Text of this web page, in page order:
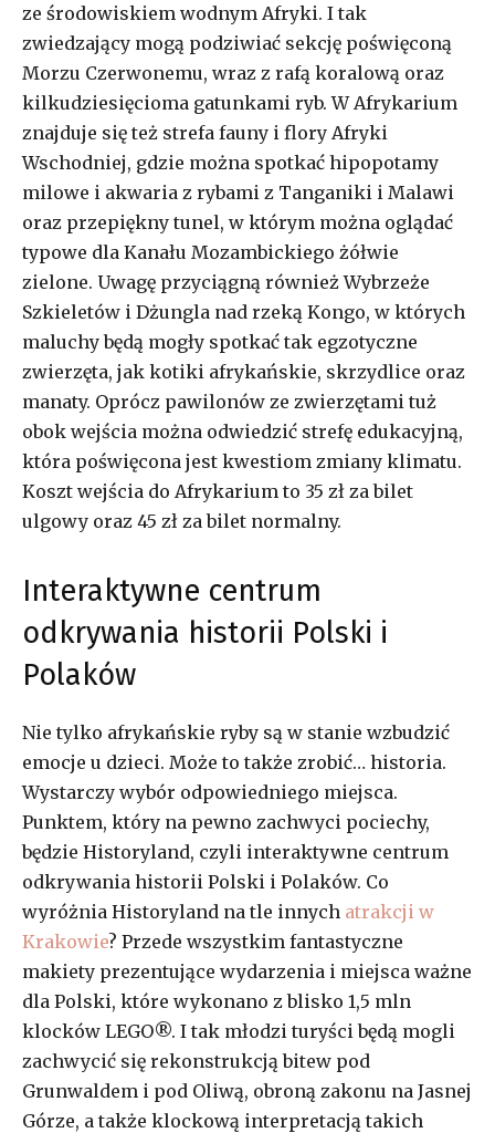
ze środowiskiem wodnym Afryki. I tak
zwiedzający mogą podziwiać sekcję poświęconą
Morzu Czerwonemu, wraz z rafą koralową oraz
kilkudziesięcioma gatunkami ryb. W Afrykarium
znajduje się też strefa fauny i flory Afryki
Wschodniej, gdzie można spotkać hipopotamy
milowe i akwaria z rybami z Tanganiki i Malawi
oraz przepiękny tunel, w którym można oglądać
typowe dla Kanału Mozambickiego żółwie
zielone. Uwagę przyciągną również Wybrzeże
Szkieletów i Dżungla nad rzeką Kongo, w których
maluchy będą mogły spotkać tak egzotyczne
zwierzęta, jak kotiki afrykańskie, skrzydlice oraz
manaty. Oprócz pawilonów ze zwierzętami tuż
obok wejścia można odwiedzić strefę edukacyjną,
która poświęcona jest kwestiom zmiany klimatu.
Koszt wejścia do Afrykarium to 35 zł za bilet
ulgowy oraz 45 zł za bilet normalny.
Interaktywne centrum
odkrywania historii Polski i
Polaków
Nie tylko afrykańskie ryby są w stanie wzbudzić
emocje u dzieci. Może to także zrobić… historia.
Wystarczy wybór odpowiedniego miejsca.
Punktem, który na pewno zachwyci pociechy,
będzie Historyland, czyli interaktywne centrum
odkrywania historii Polski i Polaków. Co
wyróżnia Historyland na tle innych atrakcji w
Krakowie? Przede wszystkim fantastyczne
makiety prezentujące wydarzenia i miejsca ważne
dla Polski, które wykonano z blisko 1,5 mln
klocków LEGO®. I tak młodzi turyści będą mogli
zachwycić się rekonstrukcją bitew pod
Grunwaldem i pod Oliwą, obroną zakonu na Jasnej
Górze, a także klockową interpretacją takich